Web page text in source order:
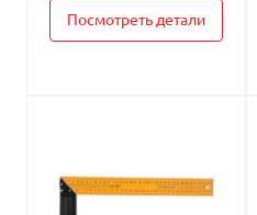
Посмотреть детали